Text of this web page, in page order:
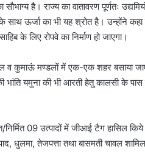
है। राज्य का वातावरण पूर्णतः
ऊर्जा का भी यह श्रोत है। उन्होंने
के लिए रोपवे का निर्माण हो जाएगा।
व कुमाऊं मण्डलों में एक-एक शहर बसाया
भांति यमुना की भी आरती हेतु कालसी के पास
निर्मित 09 उत्पादों में जीआई टैग हासिल
धुलमा, तेजपत्ता तथा बासमती चावल